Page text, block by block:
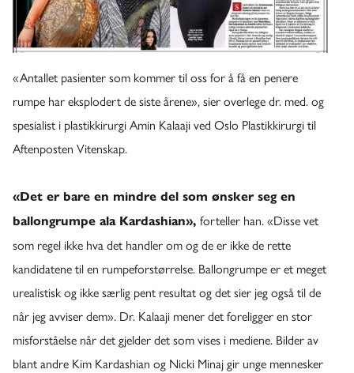
«Antallet pasienter som kommer til oss for å få en penere
rumpe har eksplodert de siste årene», sier overlege dr. med. og
spesialist i plastikkirurgi Amin Kalaaji ved Oslo Plastikkirurgi til
Aftenposten Vitenskap.
«Det er bare en mindre del som ønsker seg en
ballongrumpe ala Kardashian», forteller han. «Disse vet
som regel ikke hva det handler om og de er ikke de rette
kandidatene til en rumpeforstørrelse. Ballongrumpe er et meget
urealistisk og ikke særlig pent resultat og det sier jeg også til de
når jeg avviser dem». Dr. Kalaaji mener det foreligger en stor
misforståelse når det gjelder det som vises i mediene. Bilder av
blant andre Kim Kardashian og Nicki Minaj gir unge mennesker